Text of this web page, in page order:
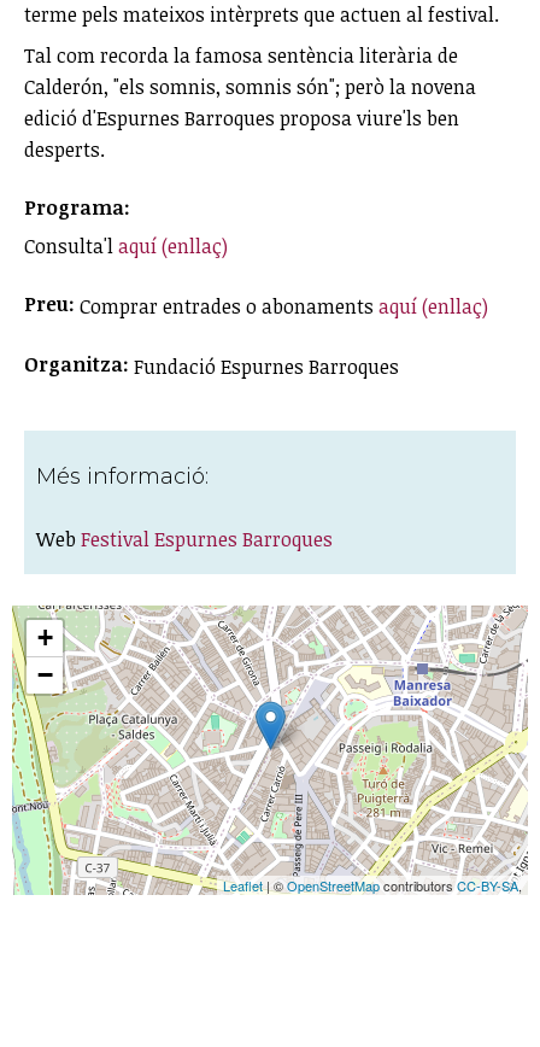
terme pels mateixos intèrprets que actuen al festival.
Tal com recorda la famosa sentència literària de
Calderón, "els somnis, somnis són"; però la novena
edició d'Espurnes Barroques proposa viure'ls ben
desperts.
Programa:
Consulta'laquí (enllaç)
Preu: Comprar entrades o abonaments aquí (enllaç)
Organitza: Fundació Espurnes Barroques
Més informació:
Web Festival Espurnes Barroques
+
−
Leaflet| ©OpenStreetMapcontributorsCC-BY-SA,